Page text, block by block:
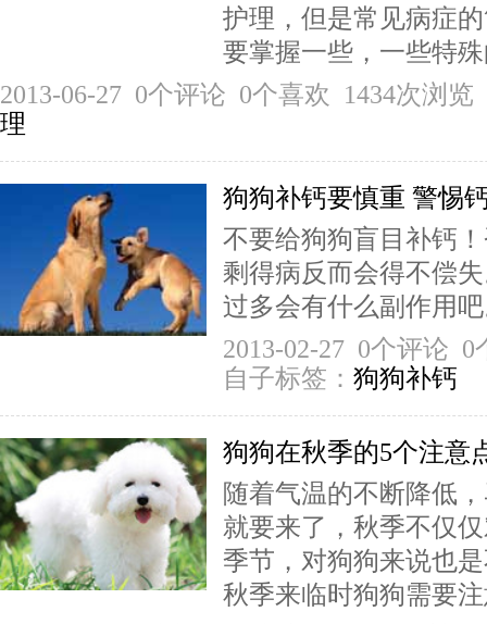
护理，但是常见病症
要掌握一些，一些特
2013-06-27 0个评论 0个喜欢 1434次浏
理
狗狗补钙要慎重 警惕
不要给狗狗盲目补钙
剩得病反而会得不偿
过多会有什么副作用
2013-02-27 0个评论
自子标签： 狗狗补钙
狗狗在秋季的5个注意
随着气温的不断降低
就要来了，秋季不仅
季节，对狗狗来说也
秋季来临时狗狗需要